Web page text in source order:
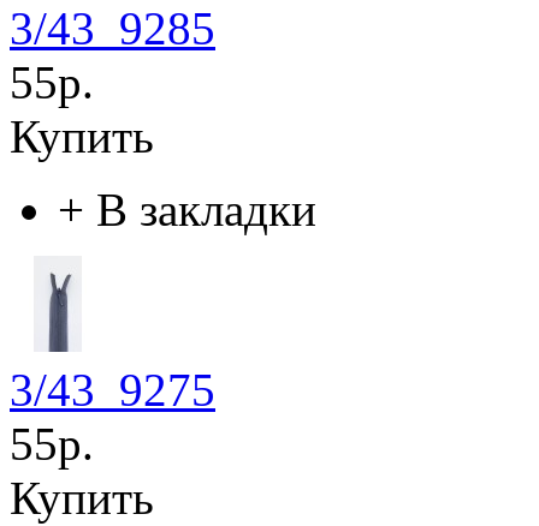
3/43_9285
55р.
Купить
+ В закладки
3/43_9275
55р.
Купить